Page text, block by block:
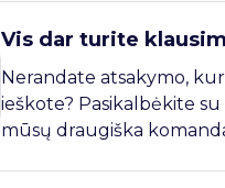
Vis dar turite
Nerandate atsakymo,
ieškote? Pasikalbėkite su
mūsų draugiška